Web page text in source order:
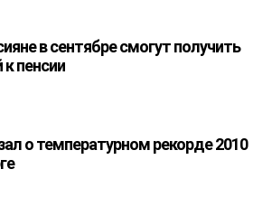
в сентябре смогут получить
пенсии
о температурном рекорде 2010